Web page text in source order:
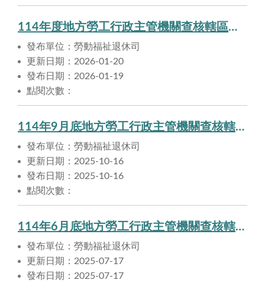
114年度地方勞工行政主管機關查核轄區事業單位依法提撥勞工退休準備金情形
發布單位：勞動福祉退休司
更新日期：2026-01-20
發布日期：2026-01-19
點閱次數：
114年9月底地方勞工行政主管機關查核轄區事業單位依法提撥勞工退休準備金情形
發布單位：勞動福祉退休司
更新日期：2025-10-16
發布日期：2025-10-16
點閱次數：
114年6月底地方勞工行政主管機關查核轄區事業單位依法提撥勞工退休準備金情形
發布單位：勞動福祉退休司
更新日期：2025-07-17
發布日期：2025-07-17